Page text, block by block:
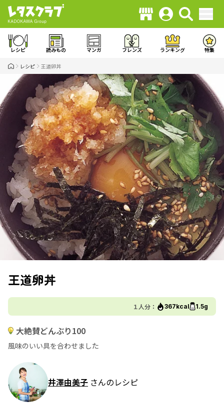
レシピ 読みもの マンガ フレンズ ランキング 特集
レシピ 王道卵丼
王道卵丼
１人分： 367kcal 1.5g
大絶賛どんぶり100
風味のいい具を合わせました
井澤由美子 さんのレシピ